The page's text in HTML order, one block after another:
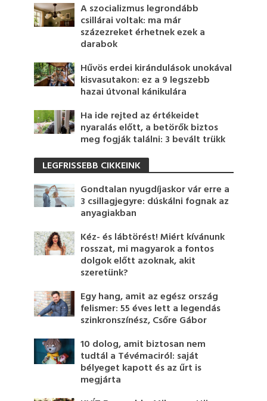
A szocializmus legrondább
csillárai voltak: ma már
százezreket érhetnek ezek a
darabok
Hűvös erdei kirándulások unokával
kisvasutakon: ez a 9 legszebb
hazai útvonal kánikulára
Ha ide rejted az értékeidet
nyaralás előtt, a betörők biztos
meg fogják találni: 3 bevált trükk
LEGFRISSEBB CIKKEINK
Gondtalan nyugdíjaskor vár erre a
3 csillagjegyre: dúskálni fognak az
anyagiakban
Kéz- és lábtörést! Miért kívánunk
rosszat, mi magyarok a fontos
dolgok előtt azoknak, akit
szeretünk?
Egy hang, amit az egész ország
felismer: 55 éves lett a legendás
szinkronszínész, Csőre Gábor
10 dolog, amit biztosan nem
tudtál a Tévémaciról: saját
bélyeget kapott és az űrt is
megjárta